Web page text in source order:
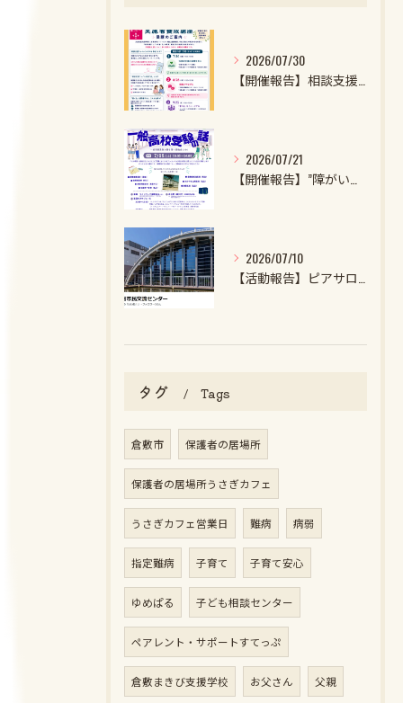
2026/07/30
2026/07/21
2026/07/10
タグ Tags
倉敷市 保護者の居場所
保護者の居場所うさぎカフェ
うさぎカフェ営業日 難病 病弱
指定難病 子育て 子育て安心
ゆめぱる 子ども相談センター
ペアレント・サポートすてっぷ
倉敷まきび支援学校 お父さん 父親